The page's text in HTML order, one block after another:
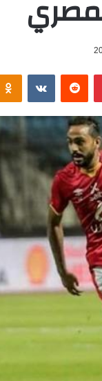
بينتيريست